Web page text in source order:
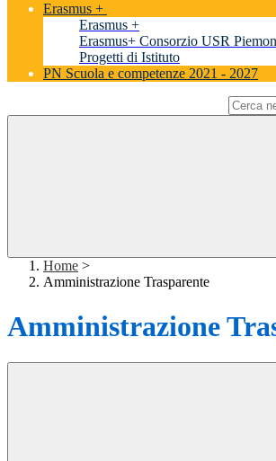
Erasmus +
Erasmus +
Erasmus+ Consorzio USR
Progetti di Istituto
PN Scuola e competenze 2021 - 2027
Home >
Amministrazione Trasparente
Amministrazione